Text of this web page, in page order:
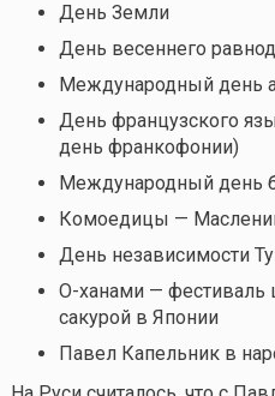
День Земли
День весеннего
Международный день
День французского
день франкофонии)
Международный день
Комоедицы —
День независимости
О-ханами — фестиваль
сакурой в Японии
Павел Капельникв